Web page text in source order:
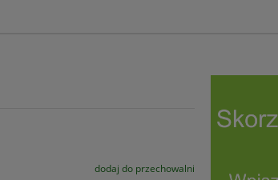
dodaj do przechowalni